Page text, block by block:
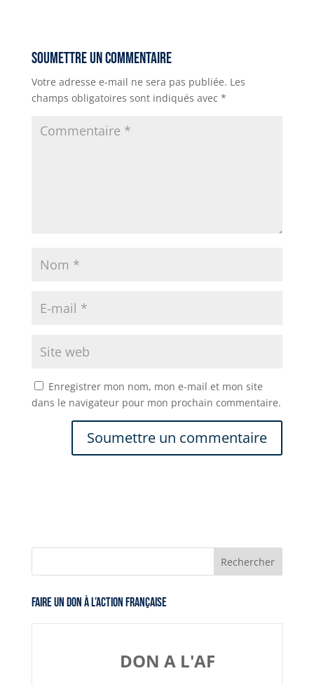
r p
p
n
k
g
e
r
m
b
o
o
Soumettre un commentaire
Votre adresse e-mail ne sera pas publiée. Les
champs obligatoires sont indiqués avec *
Enregistrer mon nom, mon e-mail et mon site
dans le navigateur pour mon prochain commentaire.
Faire un don à l’Action Française
DON A L'AF